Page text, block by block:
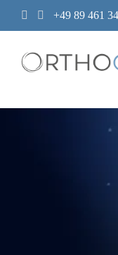
+49 89 461